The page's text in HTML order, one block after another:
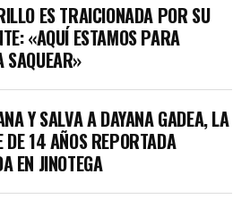
ES TRAICIONADA POR SU
«AQUÍ ESTAMOS PARA
SAQUEAR»
Y SALVA A DAYANA GADEA, LA
DE 14 AÑOS REPORTADA
EN JINOTEGA